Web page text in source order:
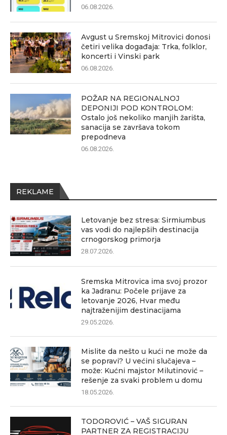
06.08.2026.
Avgust u Sremskoj Mitrovici donosi
četiri velika događaja: Trka, folklor,
koncerti i Vinski park
06.08.2026.
POŽAR NA REGIONALNOJ
DEPONIJI POD KONTROLOM:
Ostalo još nekoliko manjih žarišta,
sanacija se završava tokom
prepodneva
06.08.2026.
REKLAME
Letovanje bez stresa: Sirmiumbus
vas vodi do najlepših destinacija
crnogorskog primorja
28.07.2026.
Sremska Mitrovica ima svoj prozor
ka Jadranu: Počele prijave za
letovanje 2026, Hvar među
najtraženijim destinacijama
29.05.2026.
Mislite da nešto u kući ne može da
se popravi? U većini slučajeva –
može: Kućni majstor Milutinović –
rešenje za svaki problem u domu
18.05.2026.
TODOROVIĆ – VAŠ SIGURAN
PARTNER ZA REGISTRACIJU